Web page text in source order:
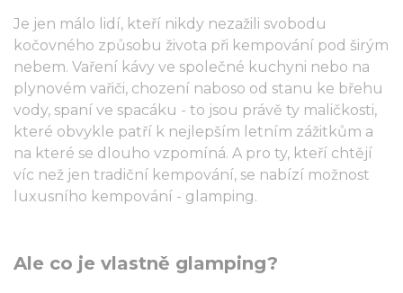
Je jen málo lidí, kteří nikdy nezažili svobodu
kočovného způsobu života při kempování pod širým
nebem. Vaření kávy ve společné kuchyni nebo na
plynovém vařiči, chození naboso od stanu ke břehu
vody, spaní ve spacáku - to jsou právě ty maličkosti,
které obvykle patří k nejlepším letním zážitkům a
na které se dlouho vzpomíná. A pro ty, kteří chtějí
víc než jen tradiční kempování, se nabízí možnost
luxusního kempování - glamping.
Ale co je vlastně glamping?